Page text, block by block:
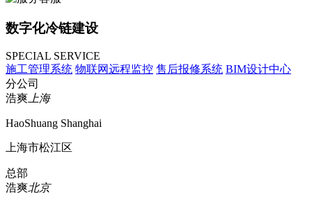
数字化冷链建设
SPECIAL SERVICE
施工管理系统 物联网远程监控 售后报修系统 BIM设计中心
分公司
浩爽上海
HaoShuang Shanghai
上海市松江区
总部
浩爽北京